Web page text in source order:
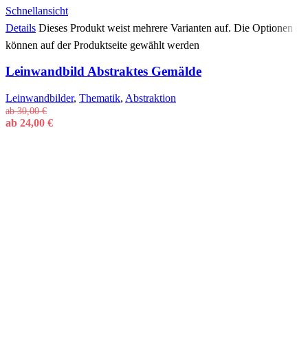
Schnellansicht
Details Dieses Produkt weist mehrere Varianten auf. Die Optionen
können auf der Produktseite gewählt werden
Leinwandbild Abstraktes Gemälde
Leinwandbilder, Thematik, Abstraktion
ab30,00€
ab 24,00 €